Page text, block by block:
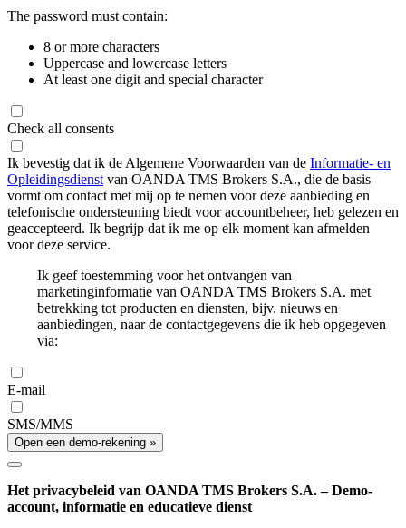
The password must contain:
8 or more characters
Uppercase and lowercase letters
At least one digit and special character
Check all consents
Ik bevestig dat ik de Algemene Voorwaarden van de Informatie- en
Opleidingsdienst van OANDA TMS Brokers S.A., die de basis
vormt om contact met mij op te nemen voor deze aanbieding en
telefonische ondersteuning biedt voor accountbeheer, heb gelezen en
geaccepteerd. Ik begrijp dat ik me op elk moment kan afmelden
voor deze service.
Ik geef toestemming voor het ontvangen van
marketinginformatie van OANDA TMS Brokers S.A. met
betrekking tot producten en diensten, bijv. nieuws en
aanbiedingen, naar de contactgegevens die ik heb opgegeven
via:
E-mail
SMS/MMS
Open een demo-rekening »
Het privacybeleid van OANDA TMS Brokers S.A. – Demo-
account, informatie en educatieve dienst